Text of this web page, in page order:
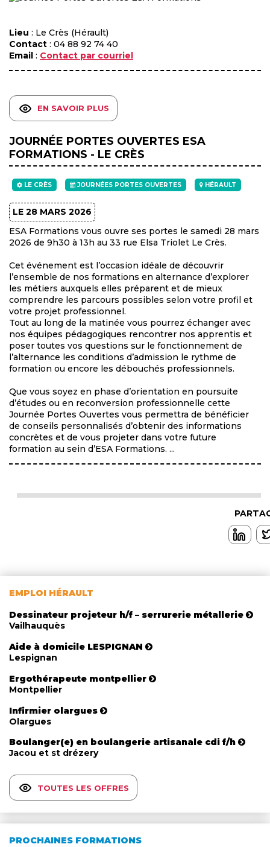
Lieu : Le Crès (Hérault)
Contact : 04 88 92 74 40
Email : Contact par courriel
EN SAVOIR PLUS
JOURNÉE PORTES OUVERTES ESA
FORMATIONS - LE CRÈS
LE CRÈS JOURNÉES PORTES OUVERTES HÉRAULT
LE 28 MARS 2026
ESA Formations vous ouvre ses portes le samedi 28 mars
2026 de 9h30 à 13h au 33 rue Elsa Triolet Le Crès.
Cet événement est l’occasion idéale de découvrir
l’ensemble de nos formations en alternance d’explorer
les métiers auxquels elles préparent et de mieux
comprendre les parcours possibles selon votre profil et
votre projet professionnel.
Tout au long de la matinée vous pourrez échanger avec
nos équipes pédagogiques rencontrer nos apprentis et
poser toutes vos questions sur le fonctionnement de
l’alternance les conditions d’admission le rythme de
formation ou encore les débouchés professionnels.
Que vous soyez en phase d’orientation en poursuite
d’études ou en reconversion professionnelle cette
Journée Portes Ouvertes vous permettra de bénéficier
de conseils personnalisés d’obtenir des informations
concrètes et de vous projeter dans votre future
formation au sein d’ESA Formations. ...
EMPLOI HÉRAULT
Dessinateur projeteur h/f – serrurerie métallerie
Vailhauquès
Aide à domicile LESPIGNAN
Lespignan
Ergothérapeute montpellier
Montpellier
Infirmier olargues
Olargues
Boulanger(e) en boulangerie artisanale cdi f/h
Jacou et st drézery
TOUTES LES OFFRES
PROCHAINES FORMATIONS